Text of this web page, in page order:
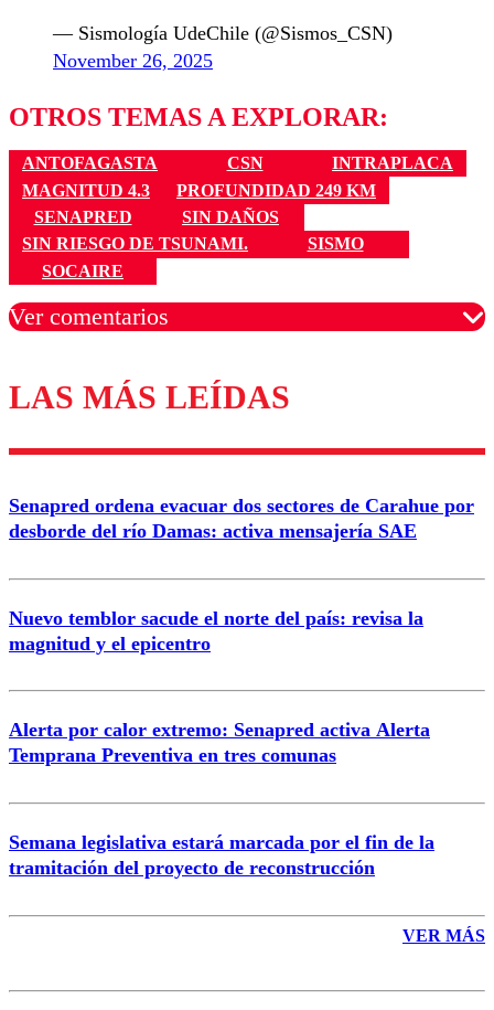
— Sismología UdeChile (@Sismos_CSN)
November 26, 2025
OTROS TEMAS A EXPLORAR:
ANTOFAGASTA CSN
INTRAPLACA
MAGNITUD 4.3
PROFUNDIDAD 249 KM
SENAPRED
SIN DAÑOS
SIN RIESGO DE TSUNAMI.
SISMO
SOCAIRE
Ver comentarios
Los comentarios son moderados para garantizar un
diálogo respetuoso.
Correo
LAS MÁS LEÍDAS
Senapred ordena evacuar dos sectores de Carahue por
desborde del río Damas: activa mensajería SAE
Nuevo temblor sacude el norte del país: revisa la
magnitud y el epicentro
Alerta por calor extremo: Senapred activa Alerta
Temprana Preventiva en tres comunas
Semana legislativa estará marcada por el fin de la
tramitación del proyecto de reconstrucción
VER MÁS